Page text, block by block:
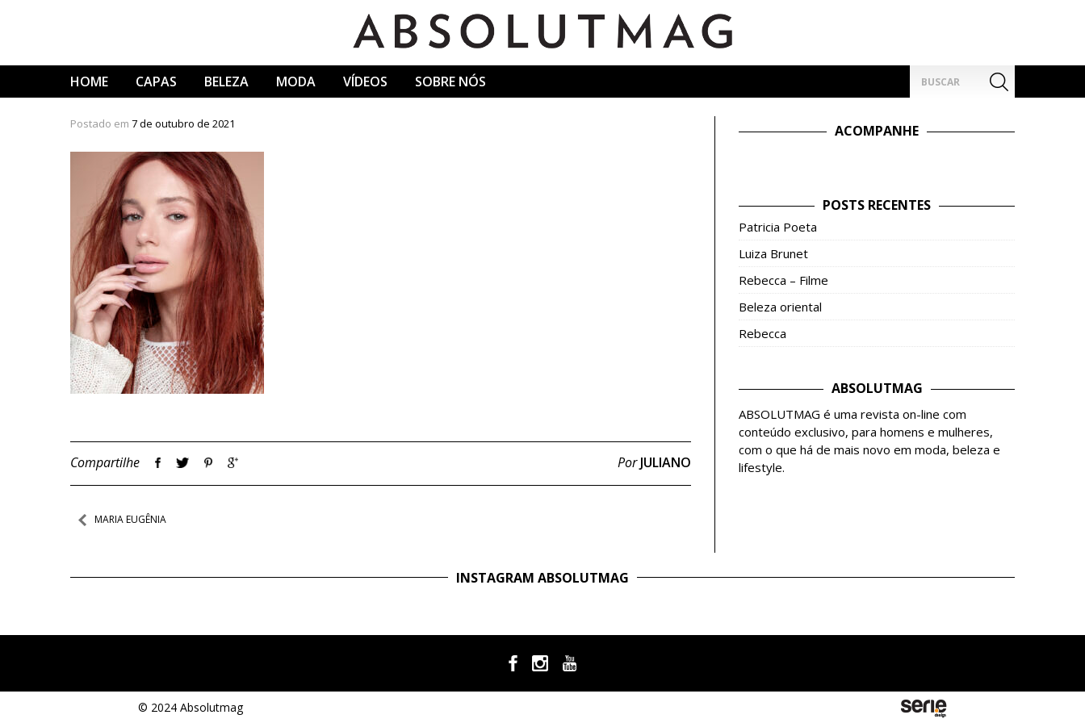
HOME CAPAS BELEZA MODA VÍDEOS SOBRE NÓS
por:
Postado em 7 de outubro de 2021
Compartilhe PorJULIANO
Navegação
Post
MARIA EUGÊNIA
ACOMPANHE
POSTS RECENTES
Patricia Poeta
Luiza Brunet
Rebecca – Filme
Beleza oriental
Rebecca
ABSOLUTMAG
ABSOLUTMAG é uma revista on-line com
conteúdo exclusivo, para homens e mulheres,
com o que há de mais novo em moda, beleza e
lifestyle.
INSTAGRAM ABSOLUTMAG
© 2024 Absolutmag